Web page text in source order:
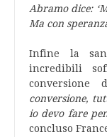
Abramo dice:
Ma con
Infine la
incredibili
conversione,
io devo fare
concluso